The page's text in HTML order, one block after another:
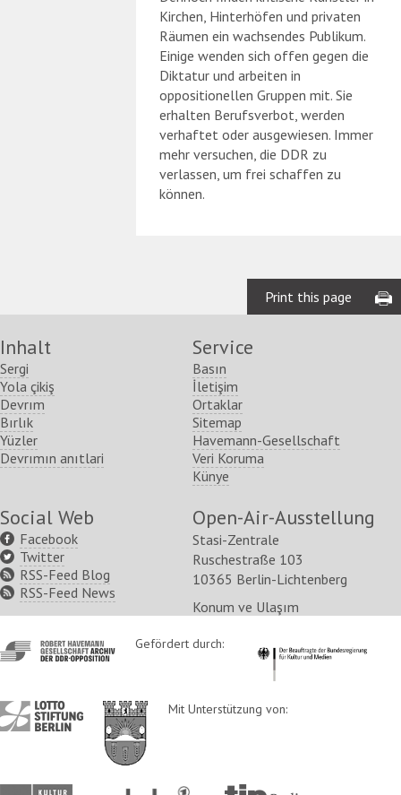
Kirchen, Hinterhöfen und privaten
Räumen ein wachsendes Publikum.
Einige wenden sich offen gegen die
Diktatur und arbeiten in
oppositionellen Gruppen mit. Sie
erhalten Berufsverbot, werden
verhaftet oder ausgewiesen. Immer
mehr versuchen, die DDR zu
verlassen, um frei schaffen zu
können.
Print this page
Inhalt
Sergi
Yola çikiş
Devrım
Bırlık
Yüzler
Devrımın anıtlari
Service
Basın
İletişim
Ortaklar
Sitemap
Havemann-Gesellschaft
Veri Koruma
Künye
Social Web
Facebook
Twitter
RSS-Feed Blog
RSS-Feed News
Open-Air-Ausstellung
Stasi-Zentrale
Ruschestraße 103
10365 Berlin-Lichtenberg
Konum ve Ulaşım
http://www.havemann-
gesellschaft.de/
Gefördert durch: http://
http://www.lotto-
stiftung-
http://www.berlin.de/ba-
lichtenberg/
Mit Unterstützung von: